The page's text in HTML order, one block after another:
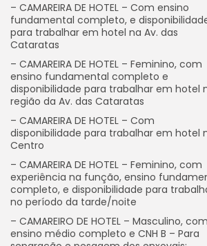
– CAMAREIRA DE HOTEL – Com ensino
fundamental completo, e
para trabalhar em hotel na Av. das
Cataratas
– CAMAREIRA DE HOTEL – Feminino, com
ensino fundamental completo e
disponibilidade para trabalhar em hotel
região da Av. das Cataratas
– CAMAREIRA DE HOTEL – Com
disponibilidade para trabalhar em hotel
Centro
– CAMAREIRA DE HOTEL – Feminino, com
experiência na função, ensino
completo, e disponibilidade para
no período da tarde/noite
– CAMAREIRO DE HOTEL – Masculino, com
ensino médio completo e CNH B – Para